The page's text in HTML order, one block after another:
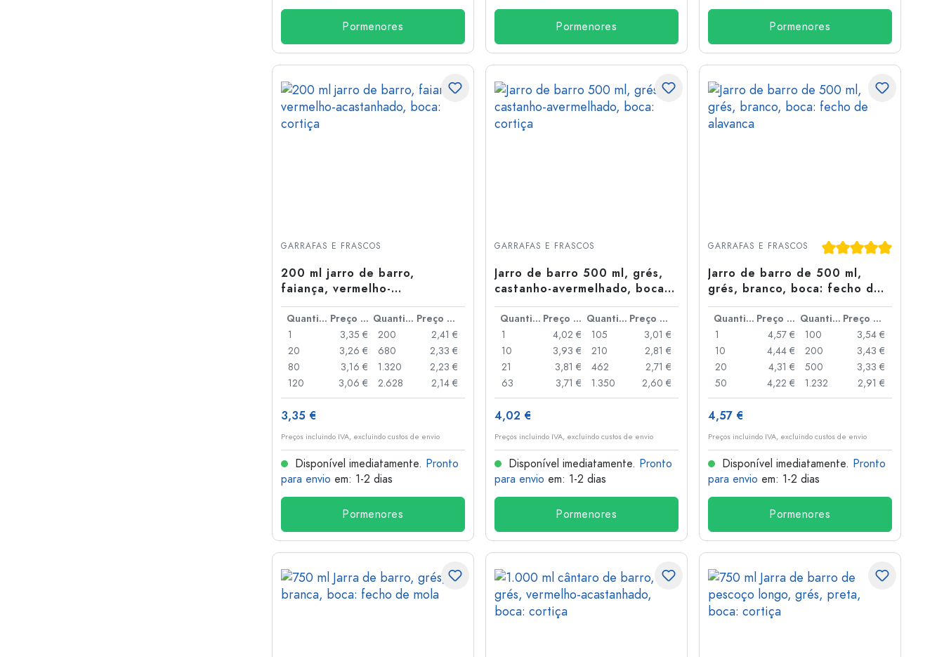
Pormenores Pormenores Pormenores
GARRAFAS E FRASCOS
200 ml jarro de barro,
faiança, vermelho-
acastanhado, boca: cortiça
Quantidade Preço por peça Quantidade
Preço por peça
1
3,35 €
20
3,26 €
80
3,16 €
120
3,06 €
200
2,41 €
680
2,33 €
1.320
2,23 €
2.628
2,14 €
3,35 €
Preços incluindo IVA, excluindo custos de envio
Disponível imediatamente. Pronto
para envio em: 1-2 dias
Pormenores
GARRAFAS E FRASCOS
Jarro de barro 500 ml, grés,
castanho-avermelhado, boca:
cortiça
Quantidade Preço por peça Quantidade
Preço por peça
1
4,02 €
10
3,93 €
21
3,81 €
63
3,71 €
105
3,01 €
210
2,81 €
462
2,71 €
1.350
2,60 €
4,02 €
Preços incluindo IVA, excluindo custos de envio
Disponível imediatamente. Pronto
para envio em: 1-2 dias
Pormenores
Classificação média
GARRAFAS E FRASCOS
Jarro de barro de 500 ml,
grés, branco, boca: fecho de
alavanca
Quantidade Preço por peça Quantidade
Preço por peça
1
4,57 €
10
4,44 €
20
4,31 €
50
4,22 €
100
3,54 €
200
3,43 €
500
3,33 €
1.232
2,91 €
4,57 €
Preços incluindo IVA, excluindo custos de envio
Disponível imediatamente. Pronto
para envio em: 1-2 dias
Pormenores